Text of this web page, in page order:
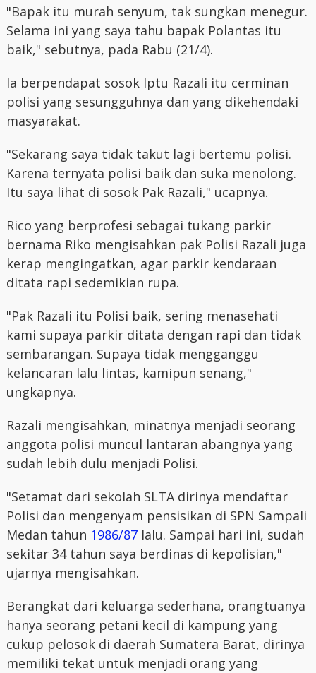
"Bapak itu murah senyum, tak sungkan menegur.
Selama ini yang saya tahu bapak Polantas itu
baik," sebutnya, pada Rabu (21/4).
Ia berpendapat sosok Iptu Razali itu cerminan
polisi yang sesungguhnya dan yang dikehendaki
masyarakat.
"Sekarang saya tidak takut lagi bertemu polisi.
Karena ternyata polisi baik dan suka menolong.
Itu saya lihat di sosok Pak Razali," ucapnya.
Rico yang berprofesi sebagai tukang parkir
bernama Riko mengisahkan pak Polisi Razali juga
kerap mengingatkan, agar parkir kendaraan
ditata rapi sedemikian rupa.
"Pak Razali itu Polisi baik, sering menasehati
kami supaya parkir ditata dengan rapi dan tidak
sembarangan. Supaya tidak mengganggu
kelancaran lalu lintas, kamipun senang,"
ungkapnya.
Razali mengisahkan, minatnya menjadi seorang
anggota polisi muncul lantaran abangnya yang
sudah lebih dulu menjadi Polisi.
"Setamat dari sekolah SLTA dirinya mendaftar
Polisi dan mengenyam pensisikan di SPN Sampali
Medan tahun 1986/87lalu. Sampai hari ini, sudah
sekitar 34 tahun saya berdinas di kepolisian,"
ujarnya mengisahkan.
Berangkat dari keluarga sederhana, orangtuanya
hanya seorang petani kecil di kampung yang
cukup pelosok di daerah Sumatera Barat, dirinya
memiliki tekat untuk menjadi orang yang